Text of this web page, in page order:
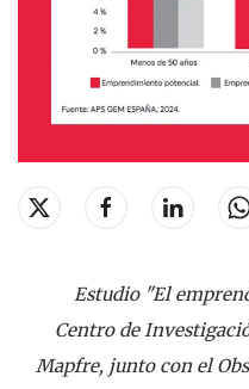
Estudio "El
Centro de
Mapfre, junto con el